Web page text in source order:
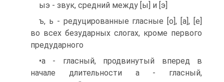
ыэ - звук, средний между [ы] и [э]
ъ, ь - редуцированные гласные [о], [а], [е]
во всех безударных слогах, кроме первого
предударного
•а - гласный, продвинутый вперед в
начале длительности а - гласный,